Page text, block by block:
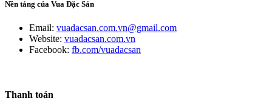
Nền tảng của Vua Đặc Sản
Email: vuadacsan.com.vn@gmail.com
Website: vuadacsan.com.vn
Facebook: fb.com/vuadacsan
Thanh toán